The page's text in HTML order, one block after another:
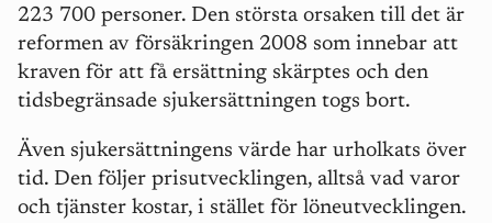
223 700 personer. Den största orsaken till det är
reformen av försäkringen 2008 som innebar att
kraven för att få ersättning skärptes och den
tidsbegränsade sjukersättningen togs bort.
Även sjukersättningens värde har urholkats över
tid. Den följer prisutvecklingen, alltså vad varor
och tjänster kostar, i stället för löneutvecklingen.